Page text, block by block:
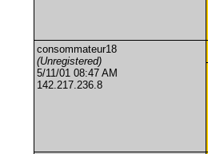
consommateur18
(Unregistered)
5/11/01 08:47 AM
142.217.236.8